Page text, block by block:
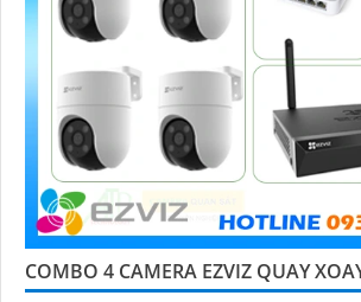
COMBO 4 CAMERA EZVIZ QUAY